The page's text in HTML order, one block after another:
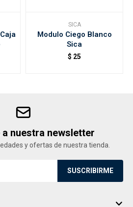
SICA
Modulo Ciego Blanco
Sica
$ 25
nuestra newsletter
y ofertas de nuestra tienda.
SUSCRIBIRME